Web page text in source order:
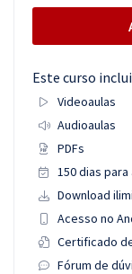
Este curso
Videoaulas
Audioaulas
PDFs
150 dias
Download
Acesso no
Certificado
Fórum de